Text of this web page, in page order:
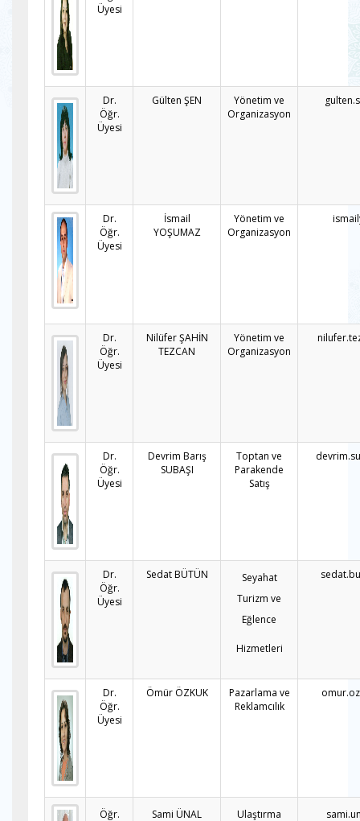
Üyesi
Dr.
Öğr.
Üyesi
Gülten ŞEN
Yönetim ve
Organizasyon
Dr.
Öğr.
Üyesi
İsmail
YOŞUMAZ
Yönetim ve
Organizasyon
Dr.
Öğr.
Üyesi
Nilüfer ŞAHİN
TEZCAN
Yönetim ve
Organizasyon
Dr.
Öğr.
Üyesi
Devrim Barış
SUBAŞI
Toptan ve
Parakende
Satış
Dr.
Öğr.
Üyesi
Sedat BÜTÜN
Seyahat
Turizm ve
Eğlence
Hizmetleri
Dr.
Öğr.
Üyesi
Ömür ÖZKUK
Pazarlama ve
Reklamcılık
Öğr.
Sami ÜNAL
Ulaştırma